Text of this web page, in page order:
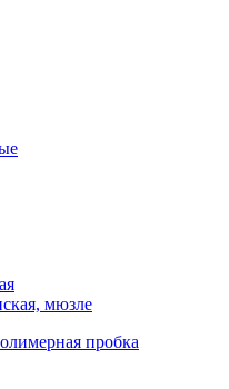
мюзле
пробка